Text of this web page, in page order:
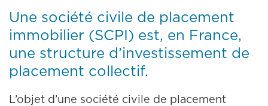
Une société civile de placement
immobilier (SCPI) est, en France,
une structure d’investissement de
placement collectif.
L’objet d’une société civile de placement